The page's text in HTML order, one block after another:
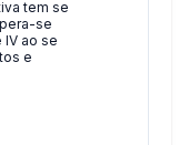
tem se
se
ao se
e